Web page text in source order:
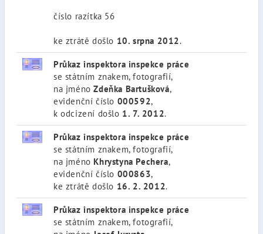
číslo razítka 56
ke ztrátě došlo 10. srpna 2012.
Průkaz inspektora inspekce práce
se státním znakem, fotografií,
na jménoZdeňka Bartušková,
evidenční číslo 000592,
k odcizení došlo 1. 7. 2012.
Průkaz inspektora inspekce práce
se státním znakem, fotografií,
na jméno Khrystyna Pechera,
evidenční číslo 000863,
ke ztrátě došlo 16. 2. 2012.
Průkaz inspektora inspekce práce
se státním znakem, fotografií,